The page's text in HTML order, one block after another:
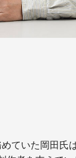
ていた岡田氏